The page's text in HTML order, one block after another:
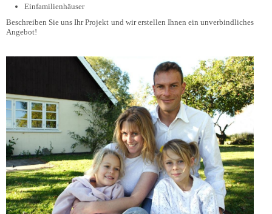
Einfamilienhäuser
Beschreiben Sie uns Ihr Projekt und wir erstellen Ihnen ein unverbindliches
Angebot!